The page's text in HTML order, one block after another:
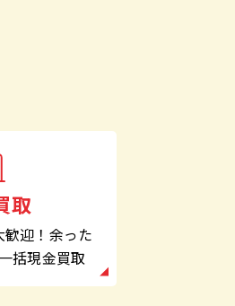
取
迎！余った
括現金買取